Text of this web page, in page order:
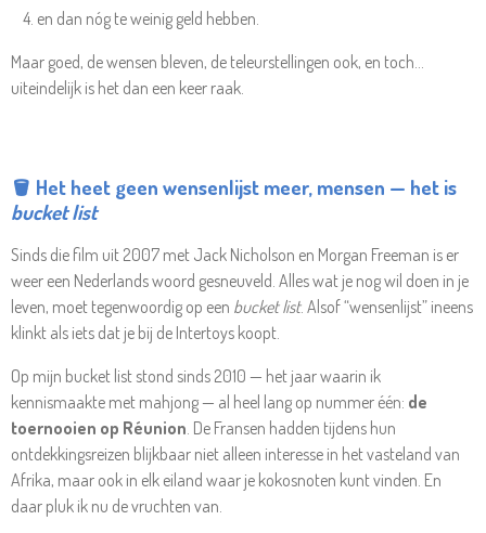
en dan nóg te weinig geld hebben.
Maar goed, de wensen bleven, de teleurstellingen ook, en toch…
uiteindelijk is het dan een keer raak.
🪣 Het heet geen wensenlijst meer, mensen — het is
bucket list
Sinds die film uit 2007 met Jack Nicholson en Morgan Freeman is er
weer een Nederlands woord gesneuveld. Alles wat je nog wil doen in je
leven, moet tegenwoordig op een bucket list. Alsof “wensenlijst” ineens
klinkt als iets dat je bij de Intertoys koopt.
Op mijn bucket list stond sinds 2010 — het jaar waarin ik
kennismaakte met mahjong — al heel lang op nummer één: de
toernooien op Réunion . De Fransen hadden tijdens hun
ontdekkingsreizen blijkbaar niet alleen interesse in het vasteland van
Afrika, maar ook in elk eiland waar je kokosnoten kunt vinden. En
daar pluk ik nu de vruchten van.